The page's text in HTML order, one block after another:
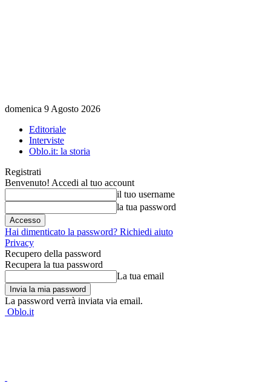
domenica 9 Agosto 2026
Editoriale
Interviste
Oblo.it: la storia
Registrati
Benvenuto! Accedi al tuo account
il tuo username
la tua password
Hai dimenticato la password? Richiedi aiuto
Privacy
Recupero della password
Recupera la tua password
La tua email
La password verrà inviata via email.
Oblo.it